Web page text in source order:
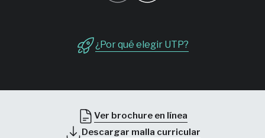
¿Por qué elegir UTP?
Ver brochure en línea
Descargar malla curricular